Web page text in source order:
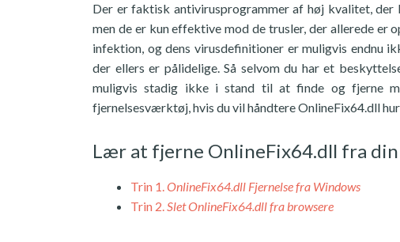
Der er faktisk antivirusprogrammer af høj kvalitet,
men de er kun effektive mod de trusler, der allerede er
infektion, og dens virusdefinitioner er muligvis endnu
der ellers er pålidelige. Så selvom du har et
muligvis stadig ikke i stand til at finde og fjerne
fjernelsesværktøj, hvis du vil håndtere OnlineFix64.dll
Lær at fjerne OnlineFix64.dll fra
Trin 1.OnlineFix64.dll Fjernelse fra Windows
Trin 2.Slet OnlineFix64.dll fra browsere